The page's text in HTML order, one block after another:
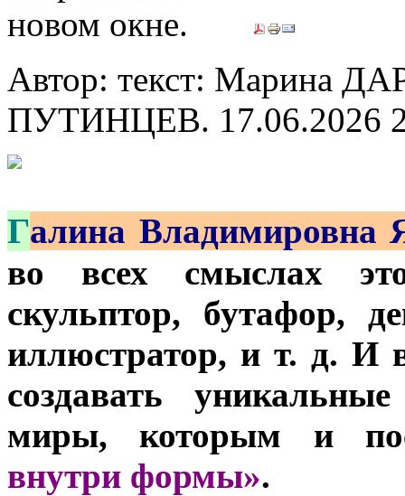
Автор: текст: Марина
ПУТИНЦЕВ. 17.06.2026
Галина Владимировна
во всех смыслах
скульптор, бутафор,
иллюстратор, и т. д. И
создавать
миры, которым и
внутри формы».